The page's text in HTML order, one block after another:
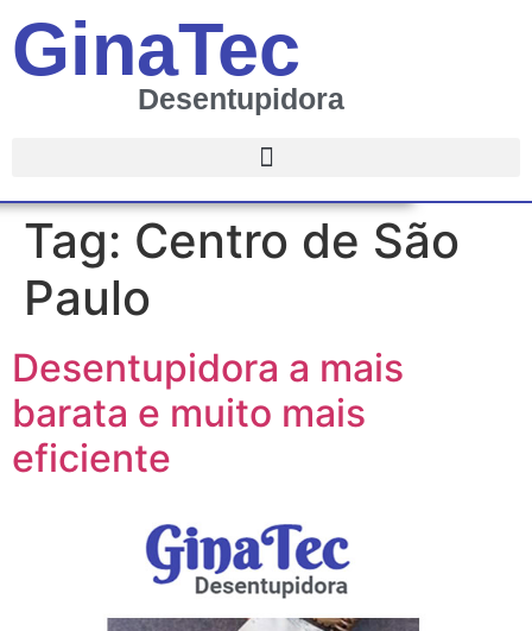
GinaTec
Desentupidora
Tag: Centro de São
Paulo
Desentupidora a mais
barata e muito mais
eficiente